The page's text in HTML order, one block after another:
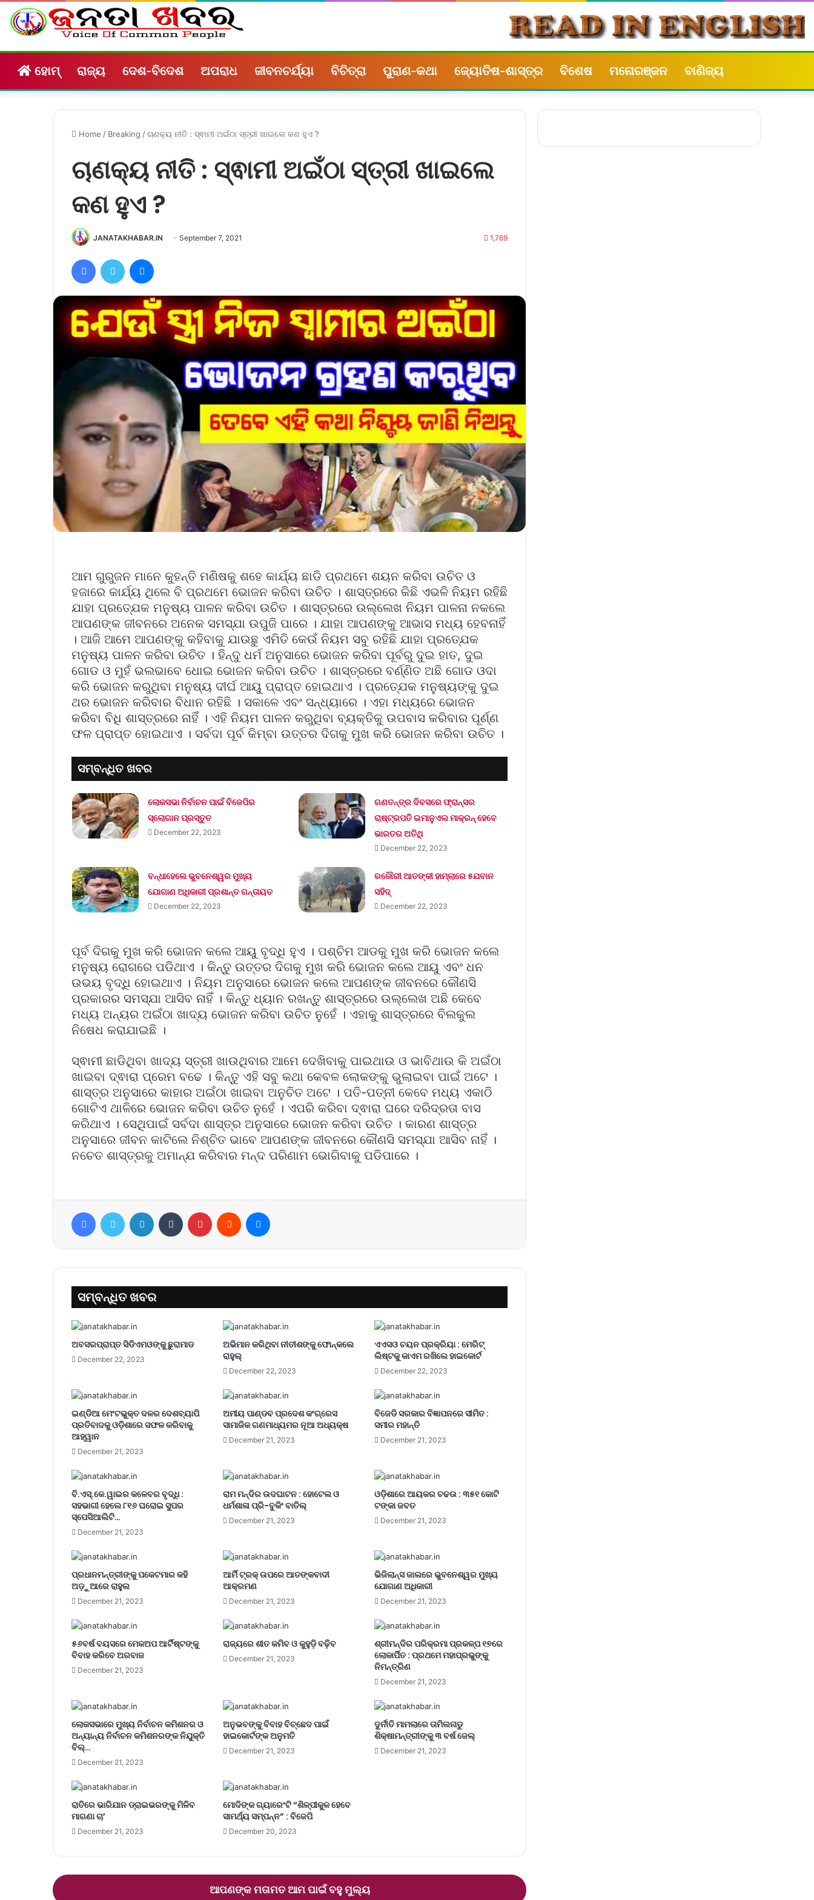
ହୋମ୍ ରାଜ୍ୟ ଦେଶ-ବିଦେଶ ଅପରାଧ ଜୀବନଚର୍ଯ୍ୟା ବିଚିତ୍ରା ପୁରାଣ-କଥା ଜ୍ୟୋତିଷ-ଶାସ୍ତ୍ର ବିଶେଷ ମନୋରଞ୍ଜନ ବାଣିଜ୍ୟ
Home / Breaking /ଚାଣକ୍ୟ ନୀତି : ସ୍ଵାମୀ ଅଇଁଠା ସ୍ତ୍ରୀ ଖାଇଲେ କଣ ହୁଏ ?
ଚାଣକ୍ୟ ନୀତି : ସ୍ଵାମୀ ଅଇଁଠା ସ୍ତ୍ରୀ ଖାଇଲେ
କଣ ହୁଏ ?
JANATAKHABAR.IN September 7, 2021 1,769
FacebookTwitter
ଆମ ଗୁରୁଜନ ମାନେ କୁହନ୍ତି ମଣିଷକୁ ଶହେ କାର୍ଯ୍ୟ ଛାଡି ପ୍ରଥମେ ଶୟନ କରିବା ଉଚିତ ଓ
ହଜାରେ କାର୍ଯ୍ୟ ଥିଲେ ବି ପ୍ରଥମେ ଭୋଜନ କରିବା ଉଚିତ । ଶାସ୍ତ୍ରରେ କିଛି ଏଭଳି ନିୟମ ରହିଛି
ଯାହା ପ୍ରତ୍ଯେକ ମନୁଷ୍ୟ ପାଳନ କରିବା ଉଚିତ । ଶାସ୍ତ୍ରରେ ଉଲ୍ଲେଖ ନିୟମ ପାଳନା ନକଲେ
ଆପଣଙ୍କ ଜୀବନରେ ଅନେକ ସମସ୍ଯା ଉପୁଜି ପାରେ । ଯାହା ଆପଣଙ୍କୁ ଆଭାସ ମଧ୍ୟ ହେବନାହିଁ
। ଆଜି ଆମେ ଆପଣଙ୍କୁ କହିବାକୁ ଯାଉଛୁ ଏମିତି କେଉଁ ନିୟମ ସବୁ ରହିଛି ଯାହା ପ୍ରତ୍ଯେକ
ମନୁଷ୍ୟ ପାଳନ କରିବା ଉଚିତ । ହିନ୍ଦୁ ଧର୍ମ ଅନୁସାରେ ଭୋଜନ କରିବା ପୂର୍ବରୁ ଦୁଇ ହାତ, ଦୁଇ
ଗୋଡ ଓ ମୁହଁ ଭଲଭାବେ ଧୋଇ ଭୋଜନ କରିବା ଉଚିତ । ଶାସ୍ତ୍ରରେ ବର୍ଣ୍ଣିତ ଅଛି ଗୋଡ ଓଦା
କରି ଭୋଜନ କରୁଥିବା ମନୁଷ୍ୟ ଦୀର୍ଘ ଆୟୁ ପ୍ରାପ୍ତ ହୋଇଥାଏ । ପ୍ରତ୍ଯେକ ମନୁଷ୍ୟଙ୍କୁ ଦୁଇ
ଥର ଭୋଜନ କରିବାର ବିଧାନ ରହିଛି । ସକାଳେ ଏବଂ ସନ୍ଧ୍ୟାରେ । ଏହା ମଧ୍ୟରେ ଭୋଜନ
କରିବା ବିଧି ଶାସ୍ତ୍ରରେ ନାହିଁ । ଏହି ନିୟମ ପାଳନ କରୁଥିବା ବ୍ୟକ୍ତିକୁ ଉପବାସ କରିବାର ପୂର୍ଣ୍ଣ
ଫଳ ପ୍ରାପ୍ତ ହୋଇଥାଏ । ସର୍ବଦା ପୂର୍ବ କିମ୍ବା ଉତ୍ତର ଦିଗକୁ ମୁଖ କରି ଭୋଜନ କରିବା ଉଚିତ ।
ସମ୍ବନ୍ଧିତ ଖବର
ଲୋକସଭା ନିର୍ବାଚନ ପାଇଁ ବିଜେପିର
ସ୍ଲୋଗାନ ପ୍ରସ୍ତୁତ
December 22, 2023
ଗଣତନ୍ତ୍ର ଦିବସରେ ଫ୍ରାନ୍ସର
ରାଷ୍ଟ୍ରପତି ଇମାନୁଏଲ ମାକ୍ରନ୍‌ ହେବେ
ଭାରତର ଅତିଥି
December 22, 2023
ବନ୍ଧାହେଲେ ଭୁବନେଶ୍ୱର ମୁଖ୍ୟ
ଯୋଗାଣ ଅଧିକାରୀ ପ୍ରଶାନ୍ତ ଗନ୍ତାୟତ
December 22, 2023
ରଜୌରୀ ଆତଙ୍କୀ ହାମ୍‌ଲାରେ ୫ଯବାନ
ସହିଦ୍
December 22, 2023
ପୂର୍ବ ଦିଗକୁ ମୁଖ କରି ଭୋଜନ କଲେ ଆୟୁ ବୃଦ୍ଧି ହୁଏ । ପଶ୍ଚିମ ଆଡକୁ ମୁଖ କରି ଭୋଜନ କଲେ
ମନୁଷ୍ୟ ରୋଗରେ ପଡିଥାଏ । କିନ୍ତୁ ଉତ୍ତର ଦିଗକୁ ମୁଖ କରି ଭୋଜନ କଲେ ଆୟୁ ଏବଂ ଧନ
ଉଭୟ ବୃଦ୍ଧି ହୋଇଥାଏ । ନିୟମ ଅନୁସାରେ ଭୋଜନ କଲେ ଆପଣଙ୍କ ଜୀବନରେ କୌଣସି
ପ୍ରକାରର ସମସ୍ଯା ଆସିବ ନାହିଁ । କିନ୍ତୁ ଧ୍ୟାନ ରଖନ୍ତୁ ଶାସ୍ତ୍ରରେ ଉଲ୍ଲେଖ ଅଛି କେବେ
ମଧ୍ୟ ଅନ୍ୟର ଅଇଁଠା ଖାଦ୍ୟ ଭୋଜନ କରିବା ଉଚିତ ନୁହେଁ । ଏହାକୁ ଶାସ୍ତ୍ରରେ ବିଲକୁଲ
ନିଷେଧ କରାଯାଇଛି ।
ସ୍ଵାମୀ ଛାଡିଥିବା ଖାଦ୍ୟ ସ୍ତ୍ରୀ ଖାଉଥିବାର ଆମେ ଦେଖିବାକୁ ପାଇଥାଉ ଓ ଭାବିଥାଉ କି ଅଇଁଠା
ଖାଇବା ଦ୍ଵାରା ପ୍ରେମ ବଢେ । କିନ୍ତୁ ଏହି ସବୁ କଥା କେବଳ ଲୋକଙ୍କୁ ଭୁଲାଇବା ପାଇଁ ଅଟେ ।
ଶାସ୍ତ୍ର ଅନୁସାରେ କାହାର ଅଇଁଠା ଖାଇବା ଅନୁଚିତ ଅଟେ । ପତି-ପତ୍ନୀ କେବେ ମଧ୍ୟ ଏକାଠି
ଗୋଟିଏ ଥାଳିରେ ଭୋଜନ କରିବା ଉଚିତ ନୁହେଁ । ଏପରି କରିବା ଦ୍ଵାରା ଘରେ ଦରିଦ୍ରତା ବାସ
କରିଥାଏ । ସେଥିପାଇଁ ସର୍ବଦା ଶାସ୍ତ୍ର ଅନୁସାରେ ଭୋଜନ କରିବା ଉଚିତ । କାରଣ ଶାସ୍ତ୍ର
ଅନୁସାରେ ଜୀବନ କାଟିଲେ ନିଶ୍ଚିତ ଭାବେ ଆପଣଙ୍କ ଜୀବନରେ କୌଣସି ସମସ୍ଯା ଆସିବ ନାହିଁ ।
ନଚେତ ଶାସ୍ତ୍ରକୁ ଅମାନ୍ଯ କରିବାର ମନ୍ଦ ପରିଣାମ ଭୋଗିବାକୁ ପଡିପାରେ ।
FacebookTwitter LinkedIn Tumblr Pinterest Reddit
ସମ୍ବନ୍ଧିତ ଖବର
ଅବସରପ୍ରାପ୍ତ ସିଡିଏମଓଙ୍କୁ ଛୁରାମାଡ
December 22, 2023
ଅଭିମାନ କରିଥିବା ନୀତୀଶଙ୍କୁ ଫୋନ୍‌କଲେ
ରାହୁଲ୍‌
December 22, 2023
ଏଏସଓ ଚୟନ ପ୍ରକ୍ରିୟା : ମେରିଟ୍
ଲିଷ୍ଟକୁ କାଏମ ରଖିଲେ ହାଇକୋର୍ଟ
December 22, 2023
ଇଣ୍ଡିଆ ମେଂଟଭୁକ୍ତ ଦଳର ଦେଶବ୍ୟାପି
ପ୍ରତିବାଦକୁ ଓଡ଼ିଶାରେ ସଫଳ କରିବାକୁ
ଆହ୍ୱାନ
December 21, 2023
ଅମୀୟ ପାଣ୍ଡବ ପ୍ରଦେଶ କଂଗ୍ରେସ
ସାମାଜିକ ଗଣମାଧ୍ୟମର ନୂଆ ଅଧ୍ୟକ୍ଷ
December 21, 2023
ବିଜେଡି ସରକାର ବିଜ୍ଞାପନରେ ସୀମିତ :
ସମୀର ମହାନ୍ତି
December 21, 2023
ବି.ଏସ୍.କେ.ୱାଇର କଳେବର ବୃଦ୍ଧି :
ସହଭାଗୀ ହେଲେ ୮୧୬ ଘରୋଇ ସୁପର
ସ୍ପେସିଆଲିଟି…
December 21, 2023
ରାମ ମନ୍ଦିର ଉଦଘାଟନ : ହୋଟେଲ ଓ
ଧର୍ମଶାଳା ପ୍ରି-ବୁକିଂ ବାତିଲ୍
December 21, 2023
ଓଡ଼ିଶାରେ ଆୟକର ଚଢଉ : ୩୫୧ କୋଟି
ଟଙ୍କା ଜବତ
December 21, 2023
ପ୍ରଧାନମନ୍ତ୍ରୀଙ୍କୁ ପକେଟମାର କହି
ଅଡ଼ୁଆରେ ରାହୁଲ
December 21, 2023
ଆର୍ମି ଟ୍ରକ୍ ଉପରେ ଆତଙ୍କବାଦୀ
ଆକ୍ରମଣ
December 21, 2023
ଭିଜିଲାନ୍ସ ଜାଲରେ ଭୁବନେଶ୍ୱର ମୁଖ୍ୟ
ଯୋଗାଣ ଅଧିକାରୀ
December 21, 2023
୫୬ବର୍ଷ ବୟସରେ ମେକଅପ ଆର୍ଟିଷ୍ଟଙ୍କୁ
ବିବାହ କରିବେ ଅରବାଜ
December 21, 2023
ରାଜ୍ୟରେ ଶୀତ କମିବ ଓ କୁହୁଡ଼ି ବଢ଼ିବ
December 21, 2023
ଶ୍ରୀମନ୍ଦିର ପରିକ୍ରମା ପ୍ରକଳ୍ପ ୧୭ରେ
ଲୋକାର୍ପିତ : ପ୍ରଥମେ ମହାପ୍ରଭୁଙ୍କୁ
ନିମନ୍ତ୍ରିଣ
December 21, 2023
ଲୋକସଭାରେ ମୁଖ୍ୟ ନିର୍ବାଚନ କମିଶନର ଓ
ଅନ୍ୟାନ୍ୟ ନିର୍ବାଚନ କମିଶନରଙ୍କ ନିଯୁକ୍ତି
ବିଲ୍…
December 21, 2023
ଅନୁଭବଙ୍କୁ ବିବାହ ବିଚ୍ଛେଦ ପାଇଁ
ହାଇକୋର୍ଟଙ୍କ ଅନୁମତି
December 21, 2023
ଦୁର୍ନୀତି ମାମଲାରେ ତାମିଲନାଡୁ
ଶିକ୍ଷାମନ୍ତ୍ରୀଙ୍କୁ ୩ ବର୍ଷ ଜେଲ୍‌
December 21, 2023
ରାତିରେ ଭାରିଯାନ ଡ୍ରାଇଭରଙ୍କୁ ମିଳିବ
ମାଗଣା ଚା’
December 21, 2023
ମୋଦିଙ୍କ ଗ୍ୟାରେଂଟି “ଶିଳ୍ପୀକୁଳ ହେବେ
ସାମର୍ଥ୍ୟ ସମ୍ପନ୍ନ” : ବିଜେପି
December 20, 2023
ଆପଣଙ୍କ ମତାମତ ଆମ ପାଇଁ ବହୁ ମୁଲ୍ୟ